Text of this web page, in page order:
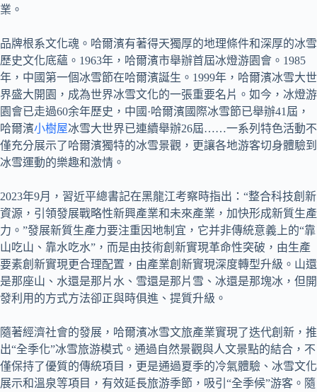
業。
品牌根系文化魂。哈爾濱有著得天獨厚的地理條件和深厚的冰雪
歷史文化底蘊。1963年，哈爾濱市舉辦首屆冰燈游園會。1985
年，中國第一個冰雪節在哈爾濱誕生。1999年，哈爾濱冰雪大世
界盛大開園，成為世界冰雪文化的一張重要名片。如今，冰燈游
園會已走過60余年歷史，中國·哈爾濱國際冰雪節已舉辦41屆，
哈爾濱小樹屋冰雪大世界已連續舉辦26屆……一系列特色活動不
僅充分展示了哈爾濱獨特的冰雪景觀，更讓各地游客切身體驗到
冰雪運動的樂趣和激情。
2023年9月，習近平總書記在黑龍江考察時指出：“整合科技創新
資源，引領發展戰略性新興產業和未來產業，加快形成新質生產
力。”發展新質生產力要注重因地制宜，它并非傳統意義上的“靠
山吃山、靠水吃水”，而是由技術創新實現革命性突破，由生產
要素創新實現更合理配置，由產業創新實現深度轉型升級。山還
是那座山、水還是那片水、雪還是那片雪、冰還是那塊冰，但開
發利用的方式方法卻正與時俱進、提質升級。
隨著經濟社會的發展，哈爾濱冰雪文旅產業實現了迭代創新，推
出“全季化”冰雪旅游模式。通過自然景觀與人文景點的結合，不
僅保持了優質的傳統項目，更是通過夏季的冷氣體驗、冰雪文化
展示和溫泉等項目，有效延長旅游季節，吸引“全季候”游客。隨